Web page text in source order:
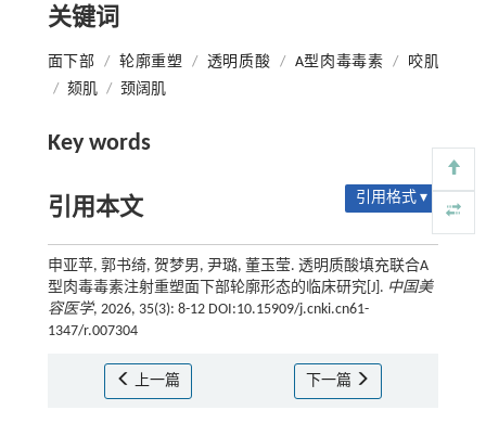
关键词
面下部 / 轮廓重塑 / 透明质酸 / A型肉毒毒素 /
咬肌
/
颏肌 / 颈阔肌
Key words
引用本文 引用格式 ▾
申亚苹, 郭书绮, 贺梦男, 尹璐, 董玉莹. 透明质酸填充联合A
型肉毒毒素注射重塑面下部轮廓形态的临床研究[J]. 中国美
容医学, 2026, 35(3): 8-12 DOI:10.15909/j.cnki.cn61-
1347/r.007304
上一篇 下一篇